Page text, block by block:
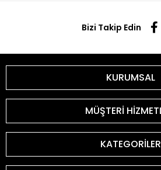
Bizi Takip Edin
KURUMSAL
MÜŞTERİ
KATEGORİLER